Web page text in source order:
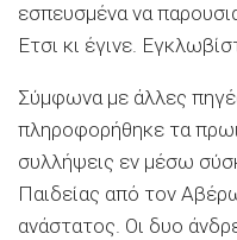
εσπευσμένα να
Ετσι κι έγινε.
Σύμφωνα με άλλες
πληροφορήθηκε τα
συλλήψεις εν μέσω
Παιδείας από τον
ανάστατος. Οι δυο